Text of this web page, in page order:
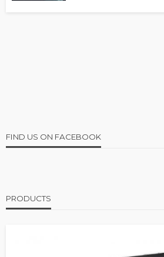
FIND US ON FACEBOOK
PRODUCTS